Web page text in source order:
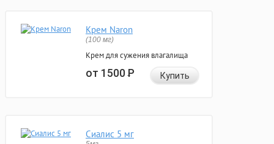
Крем Naron
(100 мг)
Крем для сужения влагалища
от 1500Р Купить
Сиалис 5 мг